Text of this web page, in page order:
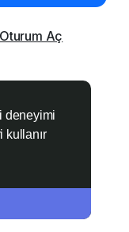
deneyimi
kullanır
Oturum Aç